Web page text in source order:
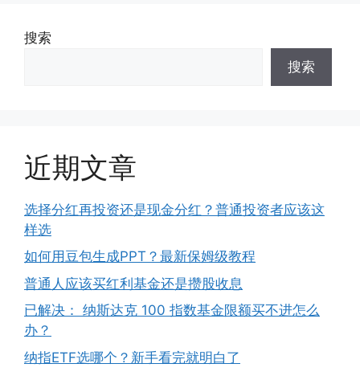
搜索
搜索
近期文章
选择分红再投资还是现金分红？普通投资者应该这
样选
如何用豆包生成PPT？最新保姆级教程
普通人应该买红利基金还是攒股收息
已解决： 纳斯达克 100 指数基金限额买不进怎么
办？
纳指ETF选哪个？新手看完就明白了